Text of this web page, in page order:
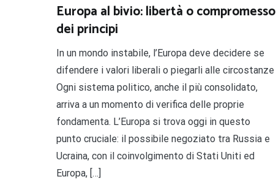
Europa al bivio: libertà o compromesso
dei principi
In un mondo instabile, l’Europa deve decidere se
difendere i valori liberali o piegarli alle circostanze
Ogni sistema politico, anche il più consolidato,
arriva a un momento di verifica delle proprie
fondamenta. L’Europa si trova oggi in questo
punto cruciale: il possibile negoziato tra Russia e
Ucraina, con il coinvolgimento di Stati Uniti ed
Europa, […]